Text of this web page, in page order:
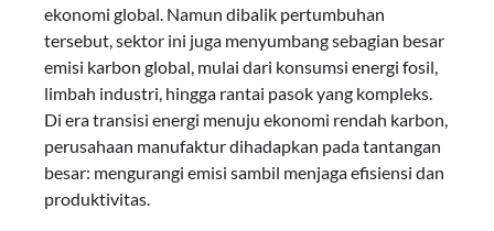
ekonomi global. Namun dibalik pertumbuhan
tersebut, sektor ini juga menyumbang sebagian besar
emisi karbon global, mulai dari konsumsi energi fosil,
limbah industri, hingga rantai pasok yang kompleks.
Di era transisi energi menuju ekonomi rendah karbon,
perusahaan manufaktur dihadapkan pada tantangan
besar: mengurangi emisi sambil menjaga efisiensi dan
produktivitas.